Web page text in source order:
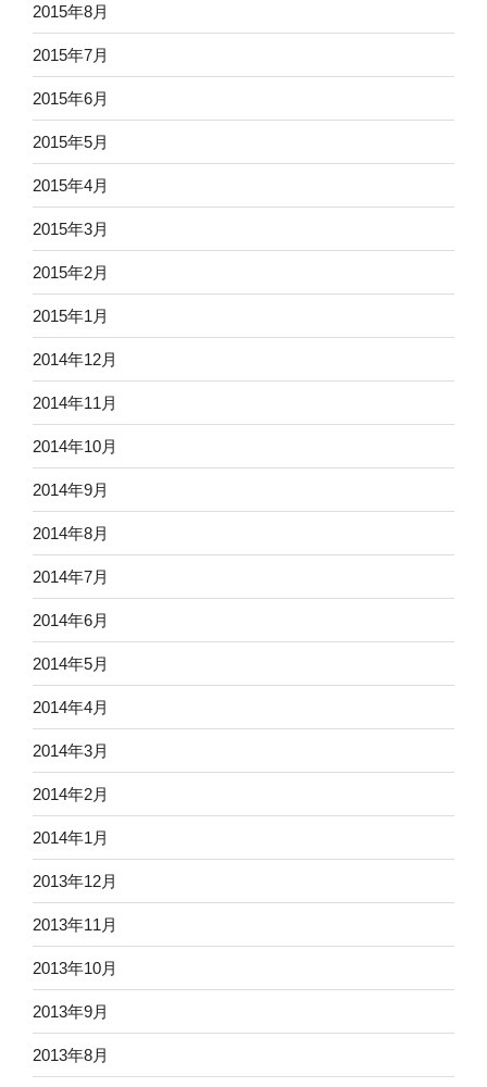
2015年8月
2015年7月
2015年6月
2015年5月
2015年4月
2015年3月
2015年2月
2015年1月
2014年12月
2014年11月
2014年10月
2014年9月
2014年8月
2014年7月
2014年6月
2014年5月
2014年4月
2014年3月
2014年2月
2014年1月
2013年12月
2013年11月
2013年10月
2013年9月
2013年8月